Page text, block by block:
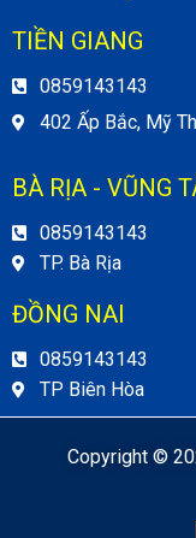
TIỀN GIANG
0859143143
402 Ấp Bắc, Mỹ
BÀ RỊA - VŨNG
0859143143
TP. Bà Rịa
ĐỒNG NAI
0859143143
TP Biên Hòa
Copyright ©